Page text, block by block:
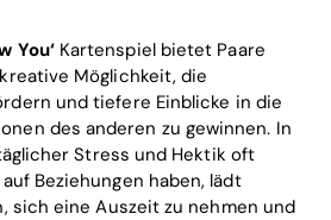
You‘Kartenspiel bietet Paare
Möglichkeit, die
und tiefere Einblicke in die
des anderen zu gewinnen. In
Stress und Hektik oft
Beziehungen haben, lädt
sich eine Auszeit zu nehmen und